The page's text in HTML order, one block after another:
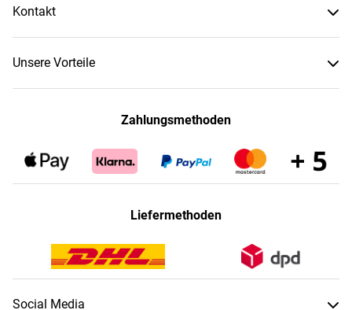
Kontakt
Unsere Vorteile
Zahlungsmethoden
Liefermethoden
Social Media